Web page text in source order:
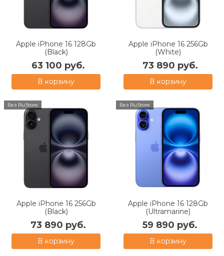
Apple iPhone 16 128Gb
(Black)
63 100 руб.
В корзину
Apple iPhone 16 256Gb
(White)
73 890 руб.
В корзину
Без RuStore
Apple iPhone 16 256Gb
(Black)
73 890 руб.
В корзину
Без RuStore
Apple iPhone 16 128Gb
(Ultramarine)
59 890 руб.
В корзину